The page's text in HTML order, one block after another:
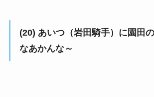
(20) あいつ（岩田騎手）に園田
なあかんな～